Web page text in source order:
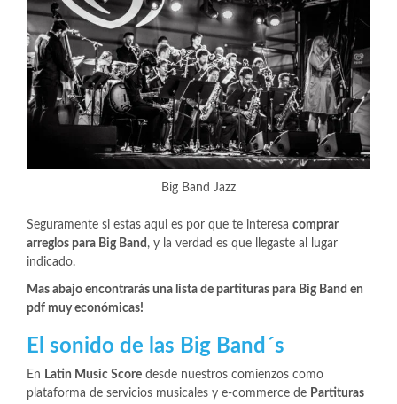
Big Band Jazz
Seguramente si estas aqui es por que te interesa comprar
arreglos para Big Band , y la verdad es que llegaste al lugar
indicado.
Mas abajo encontrarás una lista de partituras para Big Band en
pdf muy económicas!
El sonido de las Big Band´s
En Latin Music Score desde nuestros comienzos como
plataforma de servicios musicales y e-commerce de Partituras